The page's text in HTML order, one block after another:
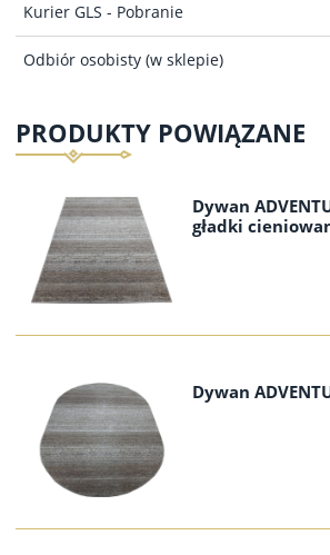
Kurier GLS - Pobranie
Odbiór osobisty (w sklepie)
PRODUKTY POWIĄZANE
Dywan
gładki
Dywan